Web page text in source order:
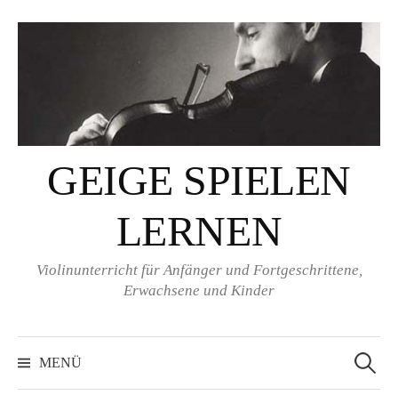
GEIGE SPIELEN
LERNEN
Violinunterricht für Anfänger und Fortgeschrittene,
Erwachsene und Kinder
MENÜ
nach: